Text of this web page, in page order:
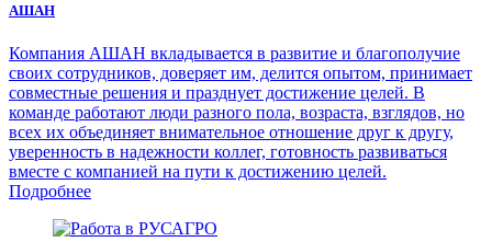
АШАН
Компания АШАН вкладывается в развитие и благополучие
своих сотрудников, доверяет им, делится опытом, принимает
совместные решения и празднует достижение целей. В
команде работают люди разного пола, возраста, взглядов, но
всех их объединяет внимательное отношение друг к другу,
уверенность в надежности коллег, готовность развиваться
вместе с компанией на пути к достижению целей.
Подробнее